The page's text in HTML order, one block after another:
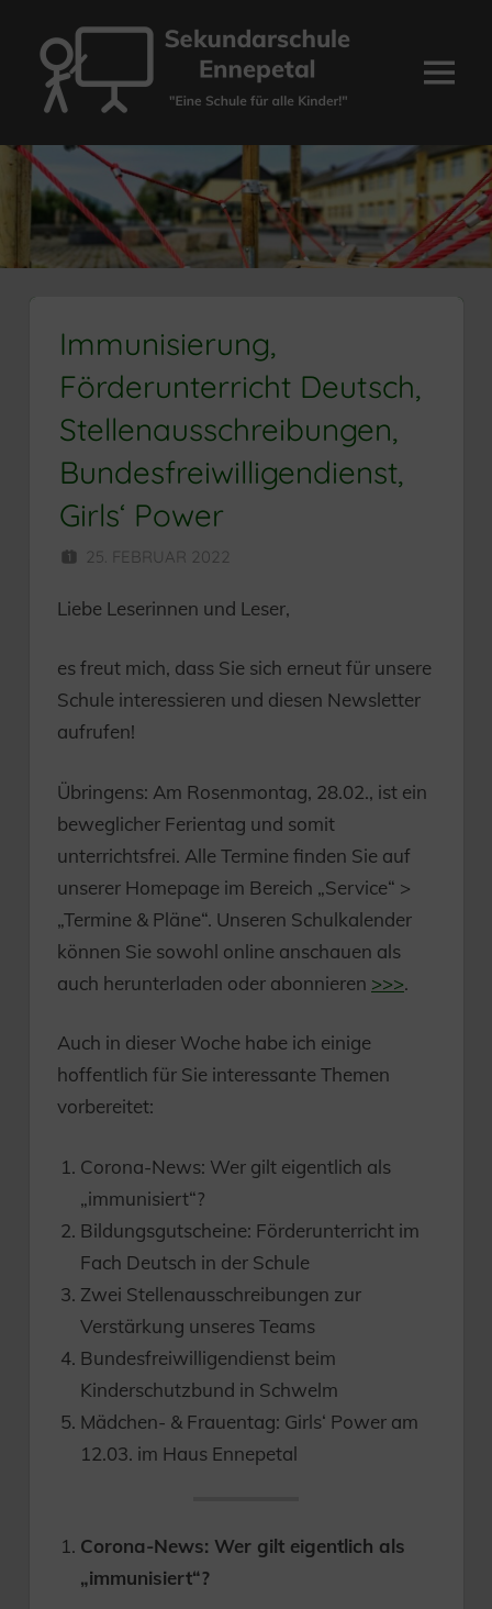
Inhalt
springen
Sekundarschule
Ennepetal
Menü
Immunisierung,
Förderunterricht Deutsch,
Stellenausschreibungen,
Bundesfreiwilligendienst,
Girls‘ Power
25. FEBRUAR 2022
Liebe Leserinnen und Leser,
es freut mich, dass Sie sich erneut für unsere
Schule interessieren und diesen Newsletter
aufrufen!
Übringens: Am Rosenmontag, 28.02., ist ein
beweglicher Ferientag und somit
unterrichtsfrei. Alle Termine finden Sie auf
unserer Homepage im Bereich „Service“ >
„Termine & Pläne“. Unseren Schulkalender
können Sie sowohl online anschauen als
auch herunterladen oder abonnieren >>>.
Auch in dieser Woche habe ich einige
hoffentlich für Sie interessante Themen
vorbereitet:
Corona-News: Wer gilt eigentlich als
„immunisiert“?
Bildungsgutscheine: Förderunterricht im
Fach Deutsch in der Schule
Zwei Stellenausschreibungen zur
Verstärkung unseres Teams
Bundesfreiwilligendienst beim
Kinderschutzbund in Schwelm
Mädchen- & Frauentag: Girls‘ Power am
12.03. im Haus Ennepetal
Corona-News: Wer gilt eigentlich als
„immunisiert“?